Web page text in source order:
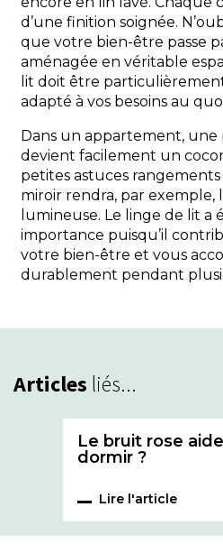
d’une finition soignée.
que votre bien-être passe
aménagée en véritable
lit doit être
adapté à vos besoins au
Dans un appartement,
devient facilement un
petites astuces
miroir rendra, par exemple,
lumineuse. Le linge de lit a
importance puisqu’il
votre bien-être et vous
durablement pendant
Articles liés...
Le bruit rose
dormir ?
Lire l'article